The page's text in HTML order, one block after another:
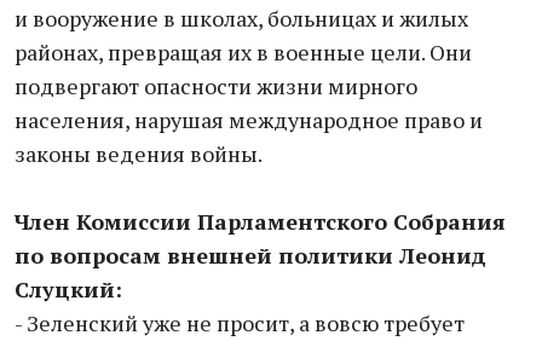
и вооружение в школах, больницах и жилых
районах, превращая их в военные цели. Они
подвергают опасности жизни мирного
населения, нарушая международное право и
законы ведения войны.
Член Комиссии Парламентского Собрания
по вопросам внешней политики Леонид
Слуцкий:
- Зеленский уже не просит, а вовсю требует